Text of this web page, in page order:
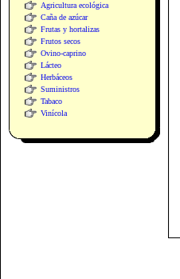
Agricultura ecológica
Caña de azúcar
Frutas y hortalizas
Frutos secos
Ovino-caprino
Lácteo
Herbáceos
Suministros
Tabaco
Vinícola